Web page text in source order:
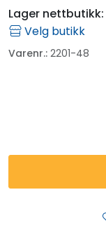
Lager nettbutikk:
Velg butikk
Varenr.: 2201-48
Outlet